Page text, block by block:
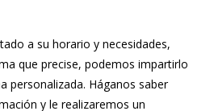
a su horario y necesidades,
que precise, podemos impartirlo
personalizada. Háganos saber
y le realizaremos un